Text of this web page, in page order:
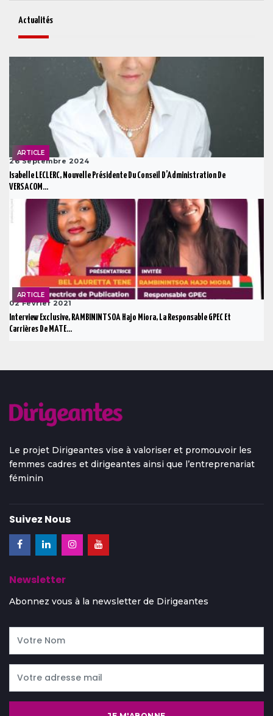
Actualités
ARTICLE
26 Septembre 2024
Isabelle LECLERC, Nouvelle Présidente Du Conseil D’Administration De
VERSACOM...
ARTICLE
02 Février 2021
Interview Exclusive, RAMBININTSOA Hajo Miora, La Responsable GPEC Et
Carrières De MATE...
Le projet Dirigeantes vise à valoriser et promouvoir les
femmes cadres et dirigeantes ainsi que l’entreprenariat
féminin
Suivez Nous
Newsletter
Abonnez vous à la newsletter de Dirigeantes